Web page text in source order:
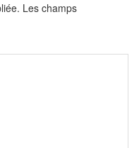
Les champs